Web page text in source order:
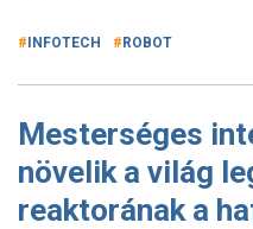
INFOTECH ROBOT
Mesterséges
növelik a világ
reaktorának a